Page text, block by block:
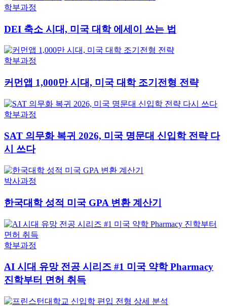
학부과정
DEI 축소 시대, 미국 대학 에세이 쓰는 법
학부과정
커먼앱 1,000만 시대, 미국 대학 조기전형 전략
학부과정
SAT 의무화 복귀 2026, 미국 명문대 신입학 전략 다
시 쓰다
박사과정
한국대학 성적 미국 GPA 변환 계산기
학부과정
AI 시대 유망 전공 시리즈 #1 미국 약학 Pharmacy
진학부터 면허 취득